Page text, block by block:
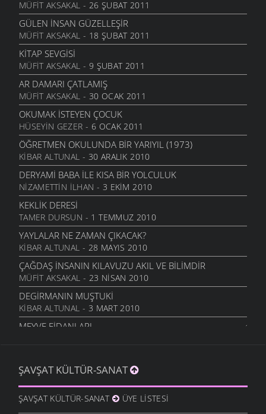
LEYLA GIBI
ŞIIRLER - 5 MAYIS 2010
AĞLAMA
ŞIIRLER- 10 MART 2010
AÇ YÜREĞIMI
ŞIIRLER - 30 OCAK 2010
ABLAM
ŞIIRLER- 23 OCAK 2010
RIZKIMIZA EL ATAN SIZ
ŞIIRLER- 17 ARALIK 2009
BU AŞK ZOR
ŞIIRLER - 14 KASIM 2009
SEVDALAR MI KALDI
ŞIIRLER - 10 KASIM 2009
KALBIM SOKAK
ŞIIRLER - 2 HAZIRAN 2009
KADAN ALAM
ŞIIRLER- 26 MAYIS 2009
GÜL GÜLÜM
ŞIIRLER - 26 MAYIS 2009
HOŞ GÖRECEĞIZ GÜLÜM
ŞIIRLER - 16 MAYIS 2009
ALTI MAYIS ÇIÇEKLERI
ŞIIRLER- 5 MAYIS 2009
KAHREDER
MÜFIT AKSAKAL - 26 ŞUBAT 2011
GÜLEN İNSAN GÜZELLEŞIR
MÜFIT AKSAKAL - 18 ŞUBAT 2011
KITAP SEVGISI
MÜFIT AKSAKAL - 9 ŞUBAT 2011
AR DAMARI ÇATLAMIŞ
MÜFIT AKSAKAL - 30 OCAK 2011
OKUMAK İSTEYEN ÇOCUK
HÜSEYIN GEZER - 6 OCAK 2011
ÖĞRETMEN OKULUNDA BIR YARIYIL (1973)
KIBAR ALTUNAL - 30 ARALIK 2010
DERYAMI BABA İLE KISA BIR YOLCULUK
NIZAMETTIN İLHAN - 3 EKIM 2010
KEKLIK DERESI
TAMER DURSUN - 1 TEMMUZ 2010
YAYLALAR NE ZAMAN ÇIKACAK?
KIBAR ALTUNAL - 28 MAYIS 2010
ÇAĞDAŞ İNSANIN KILAVUZU AKIL VE BILIMDIR
MÜFIT AKSAKAL - 23 NISAN 2010
DEGIRMANIN MUŞTUKI
KIBAR ALTUNAL - 3 MART 2010
MEYVE FIDANLARI
ŞAVŞAT.COM- 11 OCAK 2010
ZAMAN KIRALIKMIŞ MEĞER
İSMET ACI- 9 OCAK 2010
ŞAVŞAT KÜLTÜR-SANAT
ŞAVŞAT KÜLTÜR-SANAT ÜYE LISTESI